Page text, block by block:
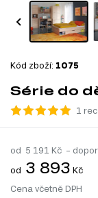
Kód zboží: 1075
Série do
1
od 5 191 Kč –
od 3 893 Kč
Cena včetně DPH